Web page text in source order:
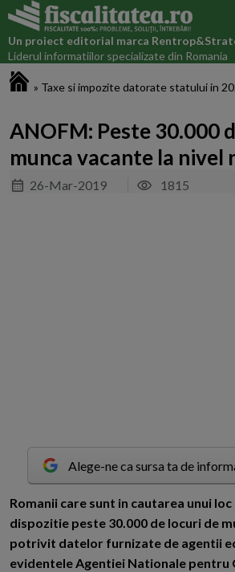
Un proiect editorial marca
Liderul informatiilor specializate din Romania
» Taxe si impozite datorate statului in
ANOFM: Peste 30.000
munca vacante la nivel
26-Mar-2019 1815
Alege-ne ca sursa ta de
Romanii care sunt in cautarea unui loc
dispozitie peste 30.000 de locuri de
potrivit datelor furnizate de agentii
evidentele Agentiei Nationale pentru